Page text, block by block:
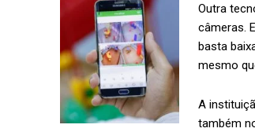
Outra
câmeras.
basta
mesmo
A
também